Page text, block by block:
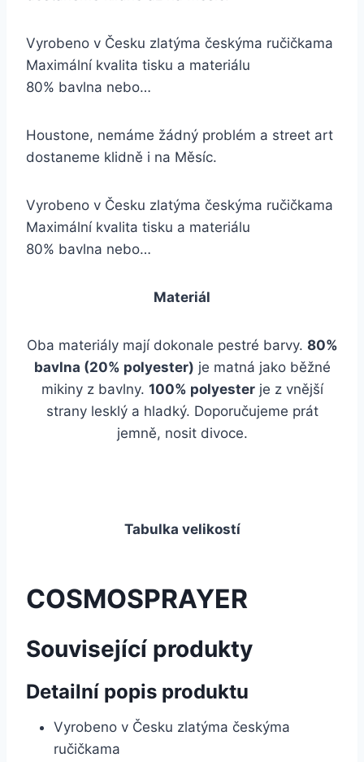
Vyrobeno v Česku zlatýma českýma ručičkama
Maximální kvalita tisku a materiálu
80% bavlna nebo…
Houstone, nemáme žádný problém a street art
dostaneme klidně i na Měsíc.
Vyrobeno v Česku zlatýma českýma ručičkama
Maximální kvalita tisku a materiálu
80% bavlna nebo…
Materiál
Oba materiály mají dokonale pestré barvy. 80%
bavlna (20% polyester) je matná jako běžné
mikiny z bavlny. 100% polyesterje z vnější
strany lesklý a hladký. Doporučujeme prát
jemně, nosit divoce.
Tabulka velikostí
COSMOSPRAYER
Související produkty
Detailní popis produktu
Vyrobeno v Česku zlatýma českýma
ručičkama